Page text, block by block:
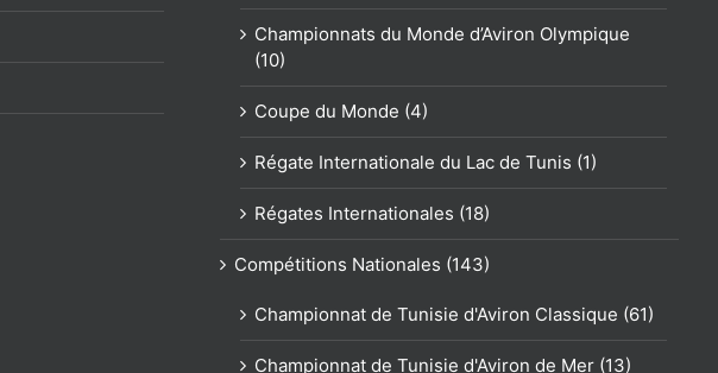
Championnats du Monde d’Aviron Olympique
(10)
Coupe du Monde (4)
Régate Internationale du Lac de Tunis (1)
Régates Internationales (18)
Compétitions Nationales (143)
Championnat de Tunisie d'Aviron Classique (61)
Championnat de Tunisie d'Aviron de Mer (13)